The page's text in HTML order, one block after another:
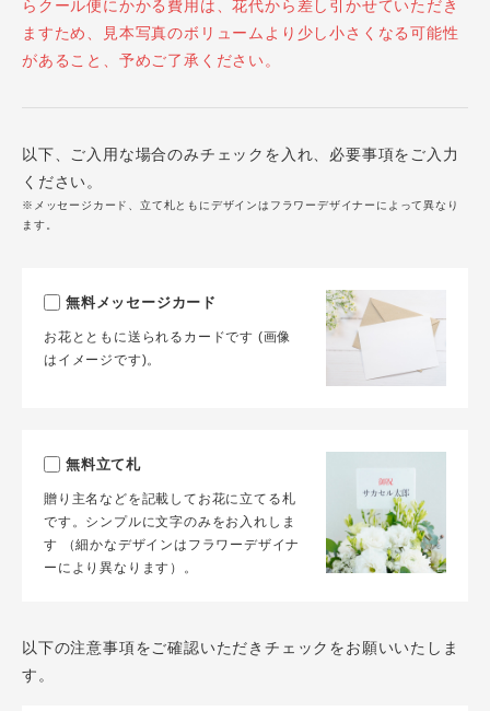
らクール便にかかる費用は、花代から差し引かせていただき
ますため、見本写真のボリュームより少し小さくなる可能性
があること、予めご了承ください。
以下、ご入用な場合のみチェックを入れ、必要事項をご入力
ください。
※メッセージカード、立て札ともにデザインはフラワーデザイナーによって異なり
ます。
無料メッセージカード
お花とともに送られるカードです (画像
はイメージです)。
無料立て札
贈り主名などを記載してお花に立てる札
です。シンプルに文字のみをお入れしま
す （細かなデザインはフラワーデザイナ
ーにより異なります）。
以下の注意事項をご確認いただきチェックをお願いいたしま
す。